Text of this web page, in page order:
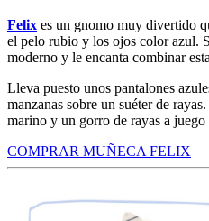
Felix es un gnomo muy divertido
el pelo rubio y los ojos color azul.
moderno y le encanta combinar
Lleva puesto unos pantalones
manzanas sobre un suéter de
marino y un gorro de rayas a juego
COMPRAR MUÑECA FELIX